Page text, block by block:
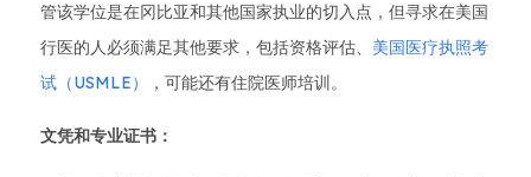
管该学位是在冈比亚和其他国家执业的切入点，但寻求在美国
行医的人必须满足其他要求，包括资格评估、 美国医疗执照考
试（USMLE）
，可能还有住院医师培训。
文凭和专业证书：